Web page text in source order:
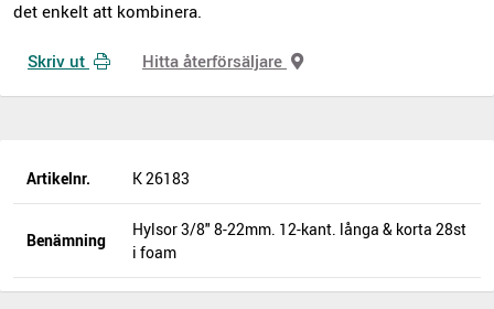
det enkelt att kombinera.
Skriv ut Hitta återförsäljare
Artikelnr. K 26183
Benämning
Hylsor 3/8" 8-22mm. 12-kant. långa & korta 28st
i foam